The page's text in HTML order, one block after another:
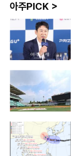
아주PICK >